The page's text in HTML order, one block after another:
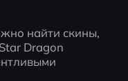
найти скины,
Dragon